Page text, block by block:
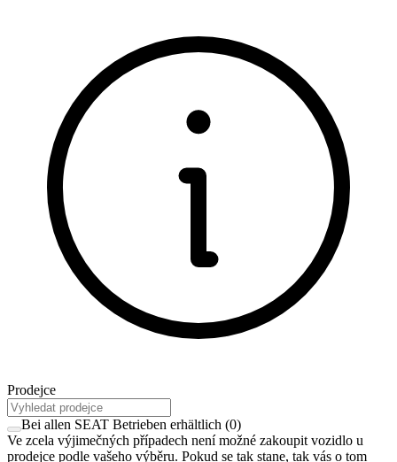
Prodejce
Bei allen SEAT Betrieben erhältlich (0)
Ve zcela výjimečných případech není možné zakoupit vozidlo u
prodejce podle vašeho výběru. Pokud se tak stane, tak vás o tom